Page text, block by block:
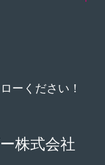
ーください！
株式会社